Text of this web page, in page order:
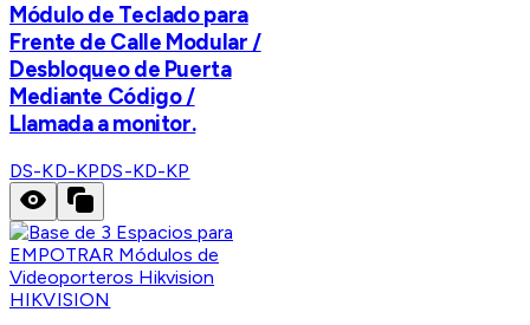
Módulo de Teclado para
Frente de Calle Modular /
Desbloqueo de Puerta
Mediante Código /
Llamada a monitor.
DS-KD-KPDS-KD-KP
HIKVISION